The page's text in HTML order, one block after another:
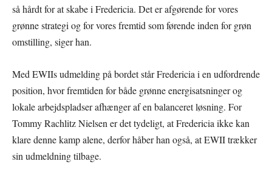
så hårdt for at skabe i Fredericia. Det er afgørende for vores
grønne strategi og for vores fremtid som førende inden for grøn
omstilling, siger han.
Med EWIIs udmelding på bordet står Fredericia i en udfordrende
position, hvor fremtiden for både grønne energisatsninger og
lokale arbejdspladser afhænger af en balanceret løsning. For
Tommy Rachlitz Nielsen er det tydeligt, at Fredericia ikke kan
klare denne kamp alene, derfor håber han også, at EWII trækker
sin udmeldning tilbage.